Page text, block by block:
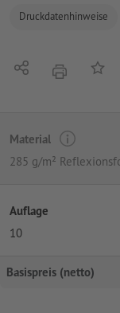
Druckdatenhinweise
Teilen DruckenAuf
Material
285 g/m²
Auflage
10
Basispreis (netto)